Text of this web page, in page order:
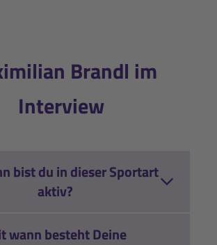
Brandl im
Interview
bist du in dieser Sportart
aktiv?
wann besteht Deine